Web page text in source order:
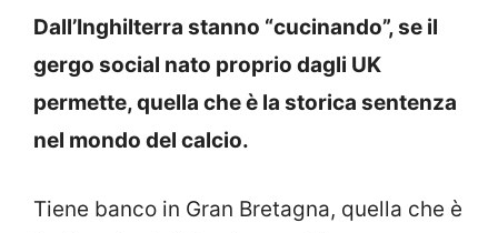
Dall’Inghilterra stanno “cucinando”, se il
gergo social nato proprio dagli UK
permette, quella che è la storica sentenza
nel mondo del calcio.
Tiene banco in Gran Bretagna, quella che è